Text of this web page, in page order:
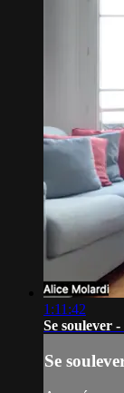
1:11:42
Se soulever
Se